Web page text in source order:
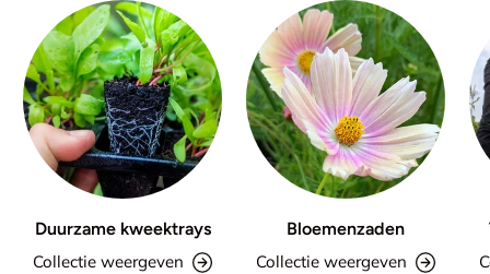
Duurzame kweektrays
Collectie weergeven
Bloemenzaden
Collectie weergeven